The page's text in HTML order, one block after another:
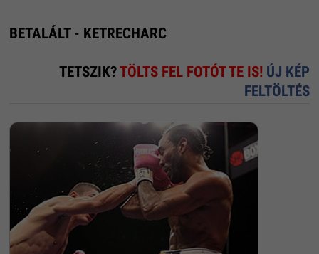
BETALÁLT - KETRECHARC
TETSZIK?TÖLTS FEL FOTÓT TE IS! ÚJ KÉP
FELTÖLTÉS